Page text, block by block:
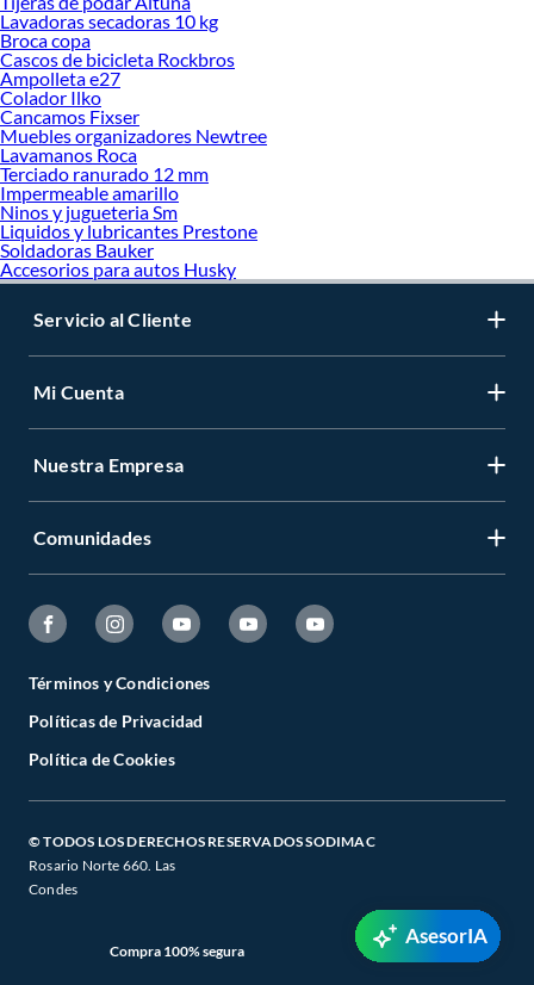
Lavadoras secadoras 10 kg
Broca copa
Cascos de bicicleta Rockbros
Ampolleta e27
Colador Ilko
Cancamos Fixser
Muebles organizadores Newtree
Lavamanos Roca
Terciado ranurado 12 mm
Impermeable amarillo
Ninos y jugueteria Sm
Liquidos y lubricantes Prestone
Soldadoras Bauker
Accesorios para autos Husky
Servicio al Cliente
Mi Cuenta
Nuestra Empresa
Comunidades
Términos y Condiciones
Políticas de Privacidad
Política de Cookies
© TODOS LOS DERECHOS RESERVADOS SODIMAC
Rosario Norte 660. Las
Condes
Compra 100% segura
AsesorIA